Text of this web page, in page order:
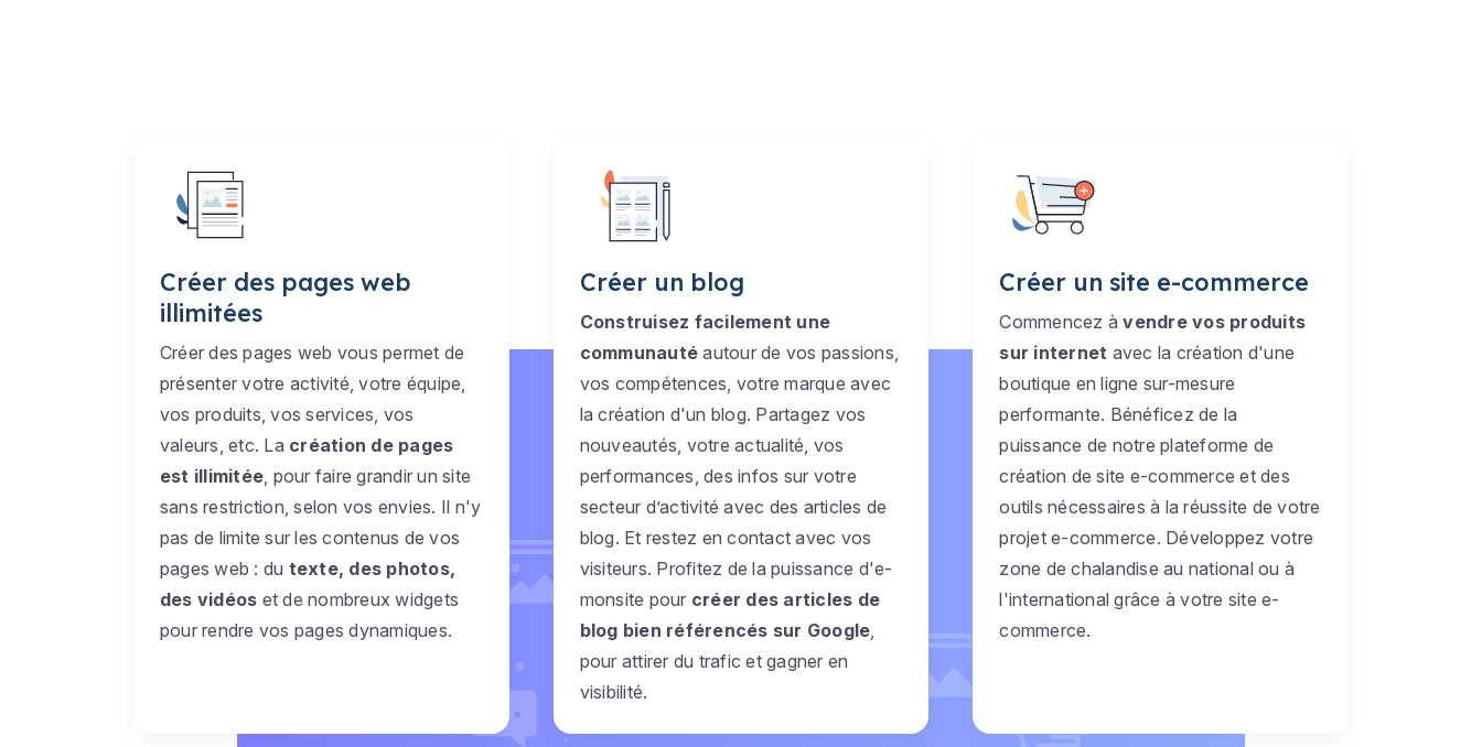
Créer des pages web
illimitées
Créer des pages web vous permet de
présenter votre activité, votre équipe,
vos produits, vos services, vos
valeurs, etc. La création de pages
est illimitée , pour faire grandir un site
sans restriction, selon vos envies. Il n'y
pas de limite sur les contenus de vos
pages web : du texte, des photos,
des vidéos et de nombreux widgets
pour rendre vos pages dynamiques.
Créer un blog
Construisez facilement une
communauté autour de vos passions,
vos compétences, votre marque avec
la création d'un blog. Partagez vos
nouveautés, votre actualité, vos
performances, des infos sur votre
secteur d’activité avec des articles de
blog. Et restez en contact avec vos
visiteurs. Profitez de la puissance d'e-
monsite pour créer des articles de
blog bien référencés sur Google
pour attirer du trafic et gagner en
visibilité.
Créer un site e-commerce
Commencez àvendre vos produits
sur internet avec la création d'une
boutique en ligne sur-mesure
performante. Bénéficez de la
puissance de notre plateforme de
création de site e-commerce et des
outils nécessaires à la réussite de votre
projet e-commerce. Développez votre
zone de chalandise au national ou à
l'international grâce à votre site e-
commerce.